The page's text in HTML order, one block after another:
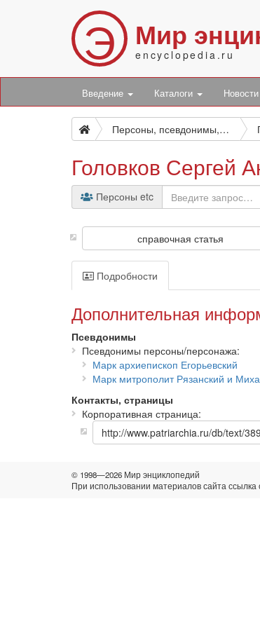
Э Мир
encyclopedia.ru
Введение Каталоги Новости
Персоны, псевдонимы, персонажи и боты
Головков Сергей
Персоны etc
справочная статья
Подробности
Дополнительная
Псевдонимы
Псевдонимы персоны/персонажа
Марк архиепископ Егорьевский
Марк митрополит Рязанский и
Контакты, страницы
Корпоративная страница
© 1998—2026 Мир энциклопедий
При использовании материалов сайта ссылка